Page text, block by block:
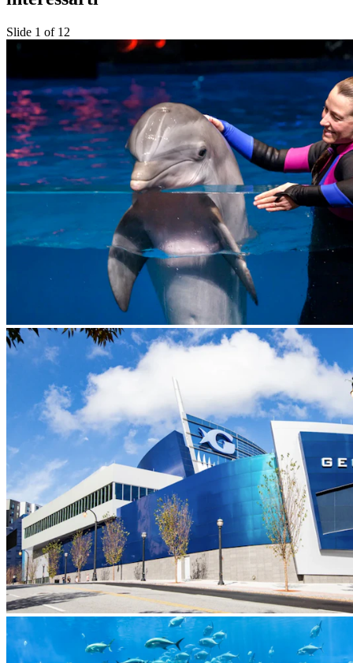
Slide 1 of 12